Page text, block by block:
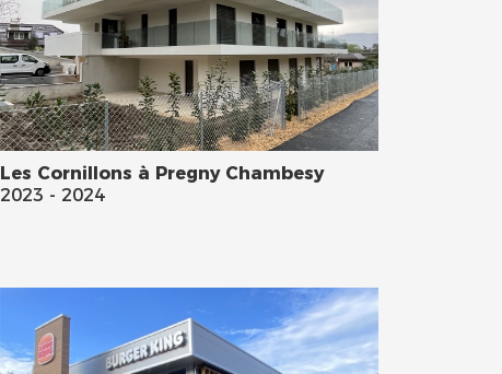
Les Cornillons à Pregny Chambesy
2023 - 2024